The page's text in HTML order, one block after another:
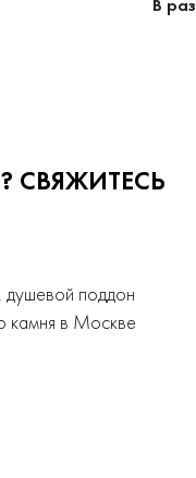
В
СВЯЖИТЕСЬ
душевой поддон
камня в Москве